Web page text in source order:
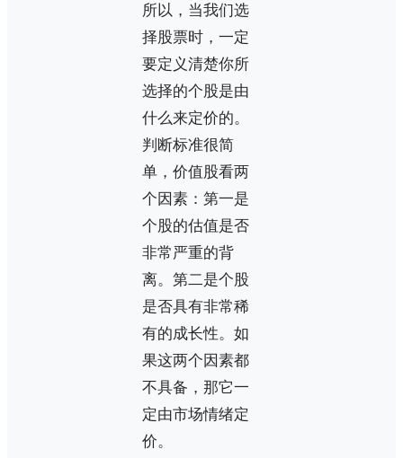
所以，当我们选
择股票时，一定
要定义清楚你所
选择的个股是由
什么来定价的。
判断标准很简
单，价值股看两
个因素：第一是
个股的估值是否
非常严重的背
离。第二是个股
是否具有非常稀
有的成长性。如
果这两个因素都
不具备，那它一
定由市场情绪定
价。